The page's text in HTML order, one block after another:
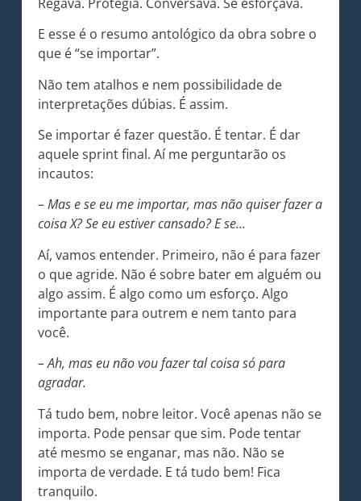
E esse é o resumo antológico da obra sobre o
que é “se importar”.
Não tem atalhos e nem possibilidade de
interpretações dúbias. É assim.
Se importar é fazer questão. É tentar. É dar
aquele sprint final. Aí me perguntarão os
incautos:
– Mas e se eu me importar, mas não quiser fazer a
coisa X? Se eu estiver cansado? E se…
Aí, vamos entender. Primeiro, não é para fazer
o que agride. Não é sobre bater em alguém ou
algo assim. É algo como um esforço. Algo
importante para outrem e nem tanto para
você.
– Ah, mas eu não vou fazer tal coisa só para
agradar.
Tá tudo bem, nobre leitor. Você apenas não se
importa. Pode pensar que sim. Pode tentar
até mesmo se enganar, mas não. Não se
importa de verdade. E tá tudo bem! Fica
tranquilo.